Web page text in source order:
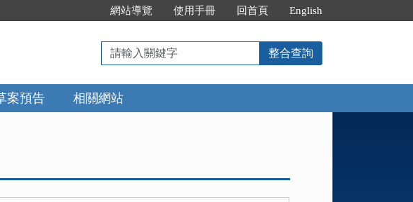
網站導覽 使用手冊 回首頁 English
請
輸
入
關
鍵
整合查詢
案預告 相關網站